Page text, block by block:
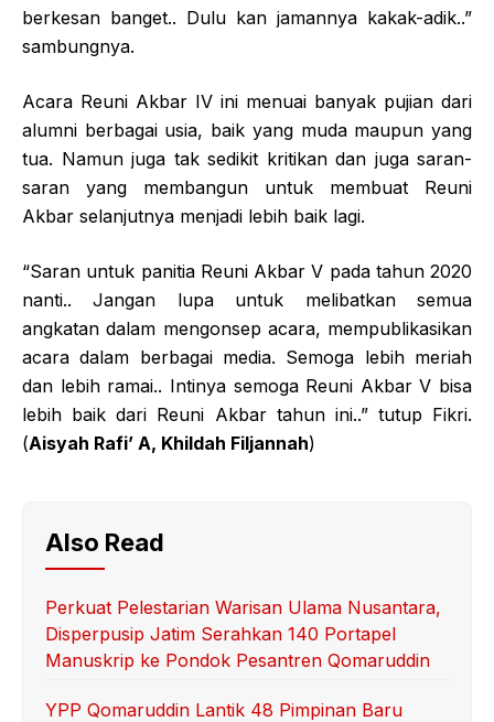
berkesan banget.. Dulu kan jamannya kakak-adik..”
sambungnya.
Acara Reuni Akbar IV ini menuai banyak pujian dari
alumni berbagai usia, baik yang muda maupun yang
tua. Namun juga tak sedikit kritikan dan juga saran-
saran yang membangun untuk membuat Reuni
Akbar selanjutnya menjadi lebih baik lagi.
“Saran untuk panitia Reuni Akbar V pada tahun 2020
nanti.. Jangan lupa untuk melibatkan semua
angkatan dalam mengonsep acara, mempublikasikan
acara dalam berbagai media. Semoga lebih meriah
dan lebih ramai.. Intinya semoga Reuni Akbar V bisa
lebih baik dari Reuni Akbar tahun ini..” tutup Fikri.
(Aisyah Rafi’ A, Khildah Filjannah)
Also Read
Perkuat Pelestarian Warisan Ulama Nusantara,
Disperpusip Jatim Serahkan 140 Portapel
Manuskrip ke Pondok Pesantren Qomaruddin
YPP Qomaruddin Lantik 48 Pimpinan Baru